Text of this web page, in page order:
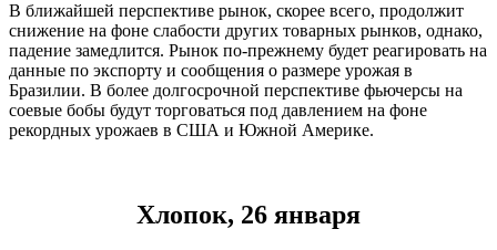
В ближайшей перспективе рынок, скорее всего, продолжит
снижение на фоне слабости других товарных рынков, однако,
падение замедлится. Рынок по-прежнему будет реагировать на
данные по экспорту и сообщения о размере урожая в
Бразилии. В более долгосрочной перспективе фьючерсы на
соевые бобы будут торговаться под давлением на фоне
рекордных урожаев в США и Южной Америке.
Хлопок, 26 января